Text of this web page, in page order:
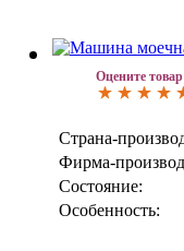
Оцените товар
Страна-
Фирма-
Состояние:
Особенность: